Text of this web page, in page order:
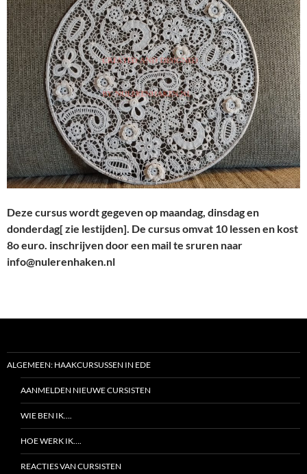
Deze cursus wordt gegeven op maandag, dinsdag en
donderdag[ zie lestijden]. De cursus omvat 10 lessen en kost
8o euro. inschrijven door een mail te sruren naar
info@nulerenhaken.nl
ALGEMEEN: HAAKCURSUSSEN IN EDE
AANMELDEN NIEUWE CURSISTEN
WIE BEN IK….
HOE WERK IK….
REACTIES VAN CURSISTEN